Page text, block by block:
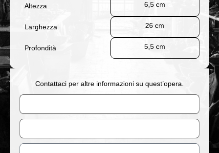
Altezza 6,5 cm
Larghezza 26 cm
Profondità 5,5 cm
Contattaci per altre informazioni su quest’opera.
Nome
Email
Messaggio